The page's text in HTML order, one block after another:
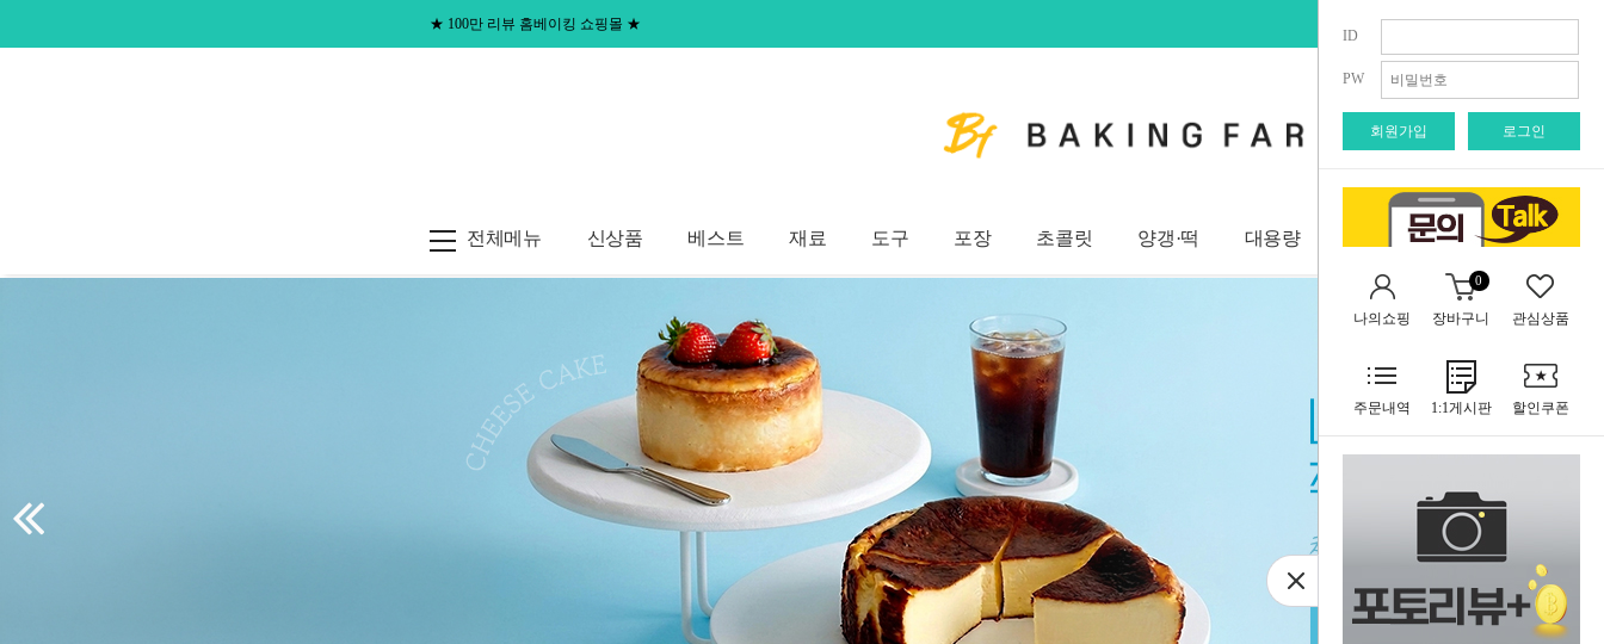
ID
PW
회원가입 로그인
나의쇼핑 장바구니
0
관심상품
주문내역 1:1게시판 할인쿠폰
★ 100만 리뷰 홈베이킹 쇼핑몰 ★ 회원가입 로그인
전체메뉴 신상품 베스트 재료 도구 포장 초콜릿 양갱·떡 대용량 브랜드관 사업자 회원
